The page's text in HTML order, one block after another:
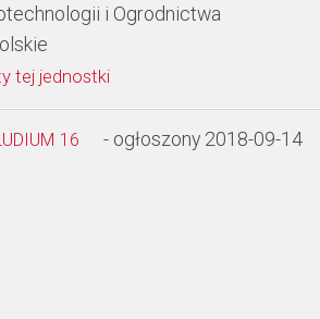
i Ogrodnictwa
tej jednostki
16 - ogłoszony 2018-09-14